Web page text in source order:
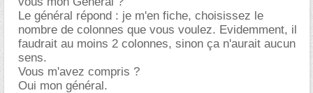
Le général répond : je m'en fiche, choisissez le
nombre de colonnes que vous voulez. Evidemment, il
faudrait au moins 2 colonnes, sinon ça n'aurait aucun
sens.
Vous m'avez compris ?
Oui mon général.